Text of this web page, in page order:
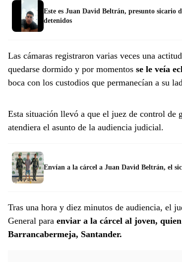
Este es Juan David Beltrán, presunto sicario
detenidos
Las cámaras registraron varias veces una
quedarse dormido y por momentos se le veía
boca con los custodios que permanecían a su
Esta situación llevó a que el juez de control de
atendiera el asunto de la audiencia judicial.
Envían a la cárcel a Juan David Beltrán, el
Tras una hora y diez minutos de audiencia, el
General para enviar a la cárcel al joven,
Barrancabermeja, Santander.